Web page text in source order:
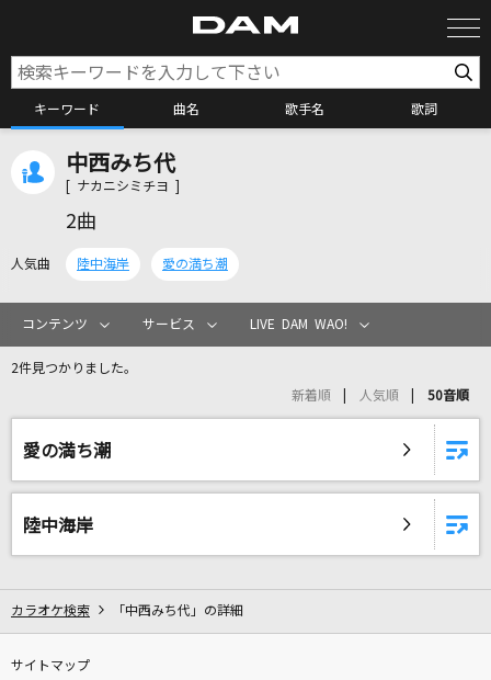
キーワード 曲名 歌手名 歌詞
カラオケリクエスト
[生音]ひまわりの約束
秦 基博
NEWS
Darkside [ダークサイド]
中西みち代
[ ナカニシミチヨ ]
2曲
人気曲 陸中海岸 愛の満ち潮
コンテンツ サービス LIVE DAM WAO!
2件見つかりました。
新着順 人気順 50音順
愛の満ち潮
陸中海岸
カラオケ検索 「中西みち代」の詳細
サイトマップ